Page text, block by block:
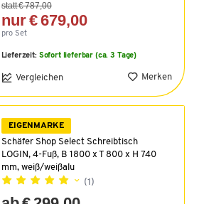
statt € 787,00
nur € 679,00
pro Set
Lieferzeit: Sofort lieferbar (ca. 3 Tage)
Vergleichen Merken
EIGENMARKE
Schäfer Shop Select Schreibtisch
LOGIN, 4-Fuß, B 1800 x T 800 x H 740
mm, weiß/weißalu
(1)